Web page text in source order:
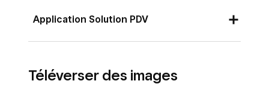
Connectez-vous au Tableau de bord Square
d’articles. **
Application Solution PDV
≡ Plus.
Téléverser des images